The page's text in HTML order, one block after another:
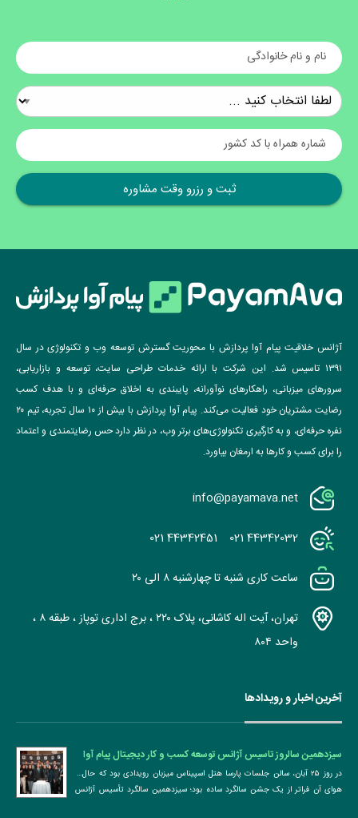
نام و نام خانوادگی
شماره همراه با کد کشور
آژانس خلاقیت پیام آوا پردازش با محوریت گسترش توسعه وب و تکنولوژی در سال
۱۳۹۱ تاسیس شد. این شرکت با ارائه خدمات طراحی سایت، توسعه و بازاریابی،
سرورهای میزبانی، راهکارهای نوآورانه، پایبندی به اخلاق حرفه‌ای و با هدف کسب
رضایت مشتریان خود فعالیت می‌کند. پیام آوا پردازش با بیش از ۱۰ سال تجربه، تیم ۲۰
نفره حرفه‌ای، و به کارگیری تکنولوژی‌های برتر وب، در نظر دارد حس رضایتمندی و اعتماد
را برای کسب و کارها به ارمغان بیاورد.
info@payamava.net
021 44342032
021 44342451
ساعت کاری شنبه تا چهارشنبه ۸ الی ۲۰
تهران، آیت اله کاشانی، پلاک ۲۲۰ ، برج اداری توپاز ، طبقه ۸ ،
واحد ۸۰۴
آخرین اخبار و رویدادها
سیزدهمین سالروز تاسیس آژانس توسعه کسب و کار دیجیتال پیام آوا
پردازشدر روز ۲۵ آبان، سالن جلسات پارسا هتل اسپیناس میزبان رویدادی بود که حال ‌و
هوای آن فراتر از یک جشن سالگرد ساده بود؛ سیزدهمین سالگرد تأسیس آژانس